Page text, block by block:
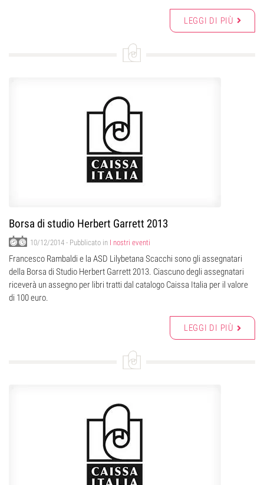
LEGGI DI PIÙ
Borsa di studio Herbert Garrett 2013
10/12/2014 - Pubblicato in I nostri eventi
Francesco Rambaldi e la ASD Lilybetana Scacchi sono gli assegnatari
della Borsa di Studio Herbert Garrett 2013. Ciascuno degli assegnatari
riceverà un assegno per libri tratti dal catalogo Caissa Italia per il valore
di 100 euro.
LEGGI DI PIÙ